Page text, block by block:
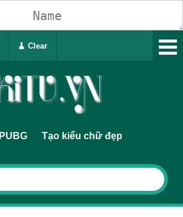
PUBG Tạo kiểu chữ đẹp
🧹 Clear